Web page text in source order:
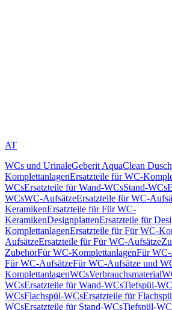
AT
WCs und UrinaleGeberit AquaClean
KomplettanlagenErsatzteile für WC-
WCsErsatzteile für Wand-WCsStand-WCs
WCsWC-AufsätzeErsatzteile für WC-
KeramikenErsatzteile für Für WC-
KeramikenDesignplattenErsatzteile für
KomplettanlagenErsatzteile für Für WC-
AufsätzeErsatzteile für Für WC-Aufsätze
ZubehörFür WC-KomplettanlagenFür
Für WC-AufsätzeFür WC-Aufsätze und
KomplettanlagenWCsVerbrauchsmaterial
WCsErsatzteile für Wand-WCsTiefspül-
WCsFlachspül-WCsErsatzteile für
WCsErsatzteile für Stand-WCsTiefspül-